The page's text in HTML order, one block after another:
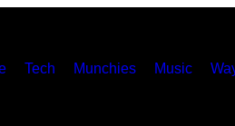
Tech Munchies Music